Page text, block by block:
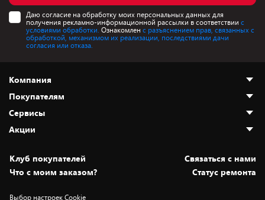
Даю согласие на обработку моих персональных данных для
получения рекламно-информационной рассылки в соответствии с
условиями обработки. Ознакомлен с разъяснением прав, связанных с
обработкой, механизмом их реализации, последствиями дачи
согласия или отказа.
Компания
О нас
Адреса магазинов
Новости
Статьи и обзоры
Вакансии
Покупателям
Как сделать заказ
Оплата и доставка
Безналичный расчёт
Обмен и возврат товара
Сервисы
Установка техники
Для игровых консолей
Акции
Скидки и промокоды
Белорусские товары
Клуб покупателей
Cвязаться с нами
Что с моим заказом?
Статус ремонта
Выбор настроек Cookie